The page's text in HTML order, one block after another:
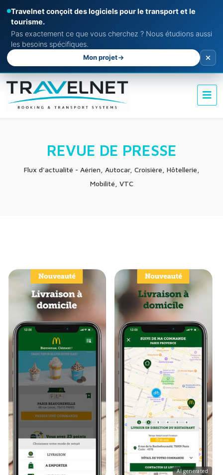
Travelnet conçoit des logiciels pour le transport et le
tourisme.
Pas exactement ce que vous cherchez ? Nous étudions aussi
les besoins spécifiques.
Mon projet
REVUE DE PRESSE
Flux d'actualité - Aérien, Autocar, Croisière, Hôtellerie,
Mobilité, VTC
AI generated